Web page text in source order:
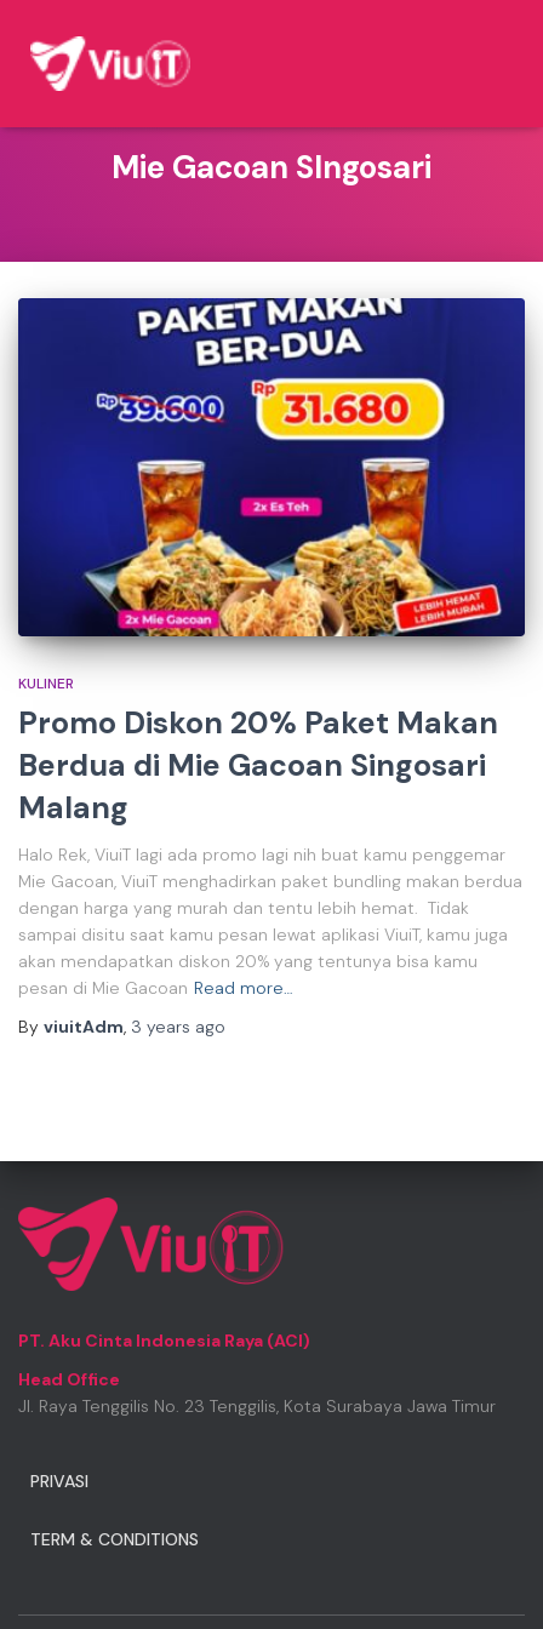
Mie Gacoan SIngosari
KULINER
Promo Diskon 20% Paket Makan
Berdua di Mie Gacoan Singosari
Malang
Halo Rek, ViuiT lagi ada promo lagi nih buat kamu penggemar
Mie Gacoan, ViuiT menghadirkan paket bundling makan berdua
dengan harga yang murah dan tentu lebih hemat. Tidak
sampai disitu saat kamu pesan lewat aplikasi ViuiT, kamu juga
akan mendapatkan diskon 20% yang tentunya bisa kamu
pesan di Mie Gacoan Read more…
By viuitAdm, 3 years ago
PT. Aku Cinta Indonesia Raya (ACI)
Head Office
Jl. Raya Tenggilis No. 23 Tenggilis, Kota Surabaya Jawa Timur
PRIVASI
TERM & CONDITIONS